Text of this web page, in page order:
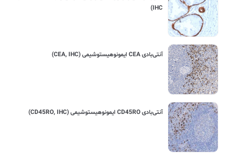
IHC)
آنتی‌بادی CEA ایمونوهیستوشیمی (CEA, IHC)
آنتی‌بادی CD45RO ایمونوهیستوشیمی (CD45RO, IHC)